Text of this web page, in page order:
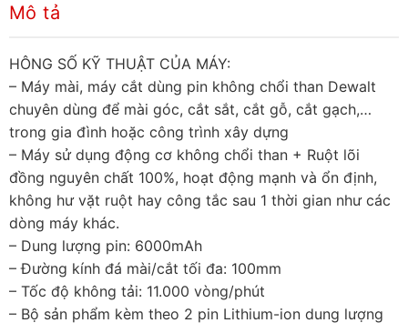
Mô tả
HÔNG SỐ KỸ THUẬT CỦA MÁY:
– Máy mài, máy cắt dùng pin không chổi than Dewalt
chuyên dùng để mài góc, cắt sắt, cắt gỗ, cắt gạch,…
trong gia đình hoặc công trình xây dựng
– Máy sử dụng động cơ không chổi than + Ruột lõi
đồng nguyên chất 100%, hoạt động mạnh và ổn định,
không hư vặt ruột hay công tắc sau 1 thời gian như các
dòng máy khác.
– Dung lượng pin: 6000mAh
– Đường kính đá mài/cắt tối đa: 100mm
– Tốc độ không tải: 11.000 vòng/phút
– Bộ sản phẩm kèm theo 2 pin Lithium-ion dung lượng